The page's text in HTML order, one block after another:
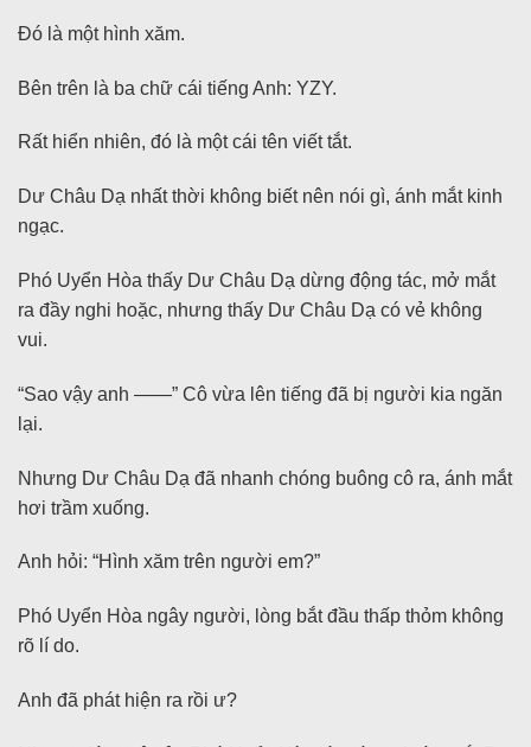
Đó là một hình xăm.
Bên trên là ba chữ cái tiếng Anh: YZY.
Rất hiển nhiên, đó là một cái tên viết tắt.
Dư Châu Dạ nhất thời không biết nên nói gì, ánh mắt kinh
ngạc.
Phó Uyển Hòa thấy Dư Châu Dạ dừng động tác, mở mắt
ra đầy nghi hoặc, nhưng thấy Dư Châu Dạ có vẻ không
vui.
“Sao vậy anh ——” Cô vừa lên tiếng đã bị người kia ngăn
lại.
Nhưng Dư Châu Dạ đã nhanh chóng buông cô ra, ánh mắt
hơi trầm xuống.
Anh hỏi: “Hình xăm trên người em?”
Phó Uyển Hòa ngây người, lòng bắt đầu thấp thỏm không
rõ lí do.
Anh đã phát hiện ra rồi ư?